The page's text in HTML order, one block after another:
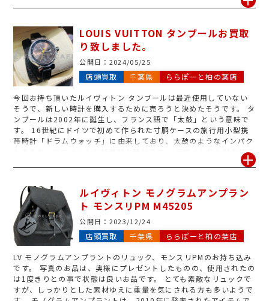
MMは、若干使用感がありますができる限り頑張らせていただき、
LOUIS VUITTON タンブールお買取
り致しました。
公開日： 2024/05/25
店頭買取 千葉県 ららぽーと柏の葉店
今回お持ち頂いたルイヴィトン タンブールは最近使用していない
そうで、新しい時計を購入するために売ろうと決めたそうです。 タ
ンブールは2002年に誕生し、フランス語で「太鼓」という意味で
す。 16世紀にドイツで初めて作られた寸胴ケースの旅行用小型携
帯時計「ドラムウォッチ」に由来しており、太鼓のようなインパク
トあるケースフォルムが特徴的な時計です。 デザイン性も魅力的で
ケースは円柱をそのまま切り取ったかのように寸胴で、風防のみな
際付属品などもございましたらご一緒にお持ち込み下さいませ。
ルイヴィトン モノグラムアンプラン
ト モンスリPM M45205
公開日： 2023/12/24
店頭買取 千葉県 ららぽーと柏の葉店
LV モノグラムアンプラントのリュック、モンスリPMのお持ち込み
です。 写真のお品は、奥様にプレゼントしたものの、使用されたの
は1度きりとの事で状態は良いお品です。 とても素敵なリュックで
すが、しっかりとした素材ゆえに重量を気にされる方も多いようで